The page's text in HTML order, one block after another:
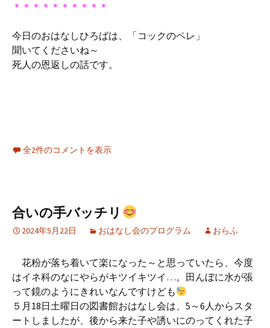
＊＊＊＊＊＊＊＊＊＊
今日のおはなしひろばは、「コックのペレ」
聞いてくださいね～
死人の恩返しの話です。
全2件のコメントを表示
合いの手バッチリ
2024年5月22日 おはなし会のプログラム おらふ
花粉が落ち着いて楽になった～と思っていたら、今度
はイネ科のなにやらがキツイキツイ…。田んぼに水が張
って鏡のようにきれいなんですけども
５月18日土曜日の図書館おはなし会は、5～6人からスタ
ートしましたが、後から来た子や誘いにのってくれた子